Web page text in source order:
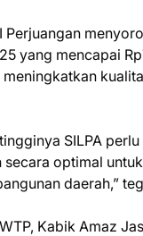
Perjuangan
yang mencapai
SILPA
optimal
daerah,”
Kabik Amaz